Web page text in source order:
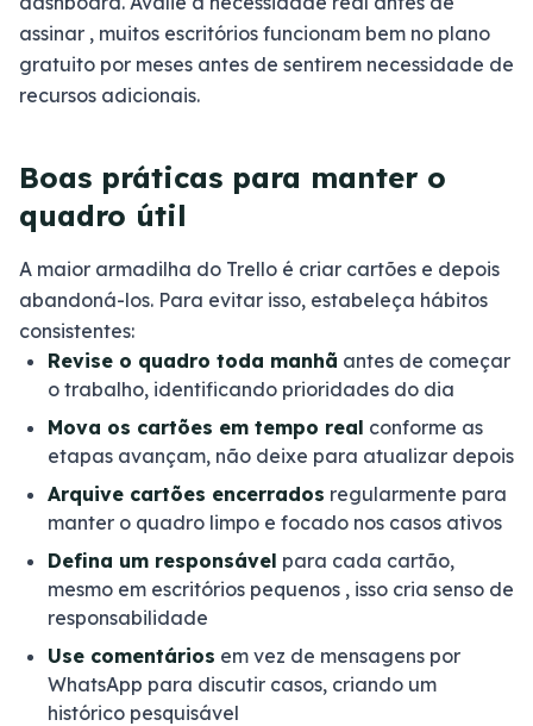
assinar , muitos escritórios funcionam bem no plano
gratuito por meses antes de sentirem necessidade de
recursos adicionais.
Boas práticas para manter o
quadro útil
A maior armadilha do Trello é criar cartões e depois
abandoná-los. Para evitar isso, estabeleça hábitos
consistentes:
Revise o quadro toda manhã antes de começar
o trabalho, identificando prioridades do dia
Mova os cartões em tempo real conforme as
etapas avançam, não deixe para atualizar depois
Arquive cartões encerrados regularmente para
manter o quadro limpo e focado nos casos ativos
Defina um responsável para cada cartão,
mesmo em escritórios pequenos , isso cria senso de
responsabilidade
Use comentários em vez de mensagens por
WhatsApp para discutir casos, criando um
histórico pesquisável